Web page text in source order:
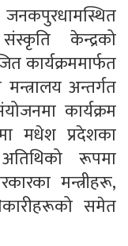
केन्द्रको
कार्यक्रममार्फत
अन्तर्गत
कार्यक्रम
मधेश प्रदेशका
रूपमा
मन्त्रीहरू,
समेत